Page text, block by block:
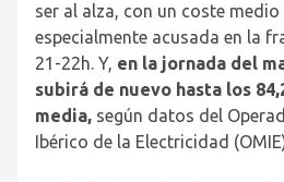
ser al alza, con un coste
especialmente acusada en la
21-22h. Y, en la jornada del
subirá de nuevo hasta los
media, según datos del
Ibérico de la Electricidad